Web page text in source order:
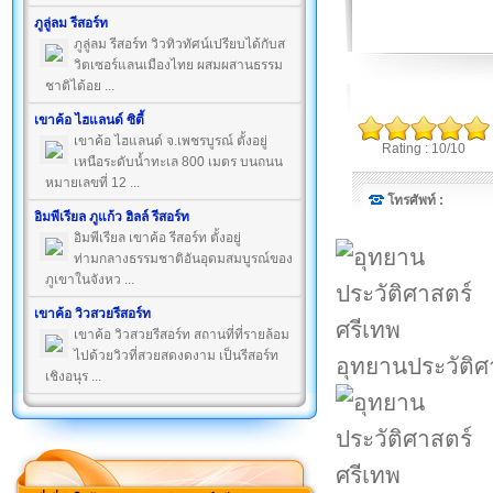
ภูลู่ลม รีสอร์ท
ภูลู่ลม รีสอร์ท วิวทิวทัศน์เปรียบได้กับส
วิตเซอร์แลนเมืองไทย ผสมผสานธรรม
ชาติได้อย ...
เขาค้อ ไฮแลนด์ ซิตี้
เขาค้อ ไฮแลนด์ จ.เพชรบูรณ์ ตั้งอยู่
เหนือระดับน้ำทะเล 800 เมตร บนถนน
หมายเลขที่ 12 ...
อิมพีเรียล ภูแก้ว ฮิลล์ รีสอร์ท
อิมพีเรียล เขาค้อ รีสอร์ท ตั้งอยู่
ท่ามกลางธรรมชาติอันอุดมสมบูรณ์ของ
ภูเขาในจังหว ...
เขาค้อ วิวสวยรีสอร์ท
เขาค้อ วิวสวยรีสอร์ท สถานที่ที่รายล้อม
ไปด้วยวิวที่สวยสดงดงาม เป็นรีสอร์ท
เชิงอนุร ...
Rating : 10/10
โทรศัพท์ :
อุทยานประวัติ